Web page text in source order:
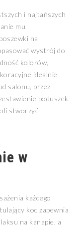
i najtańszych
mu
na
wystrój do
kolorów,
idealnie
salonu, przez
poduszek
stworzyć
w
każdego
koc zapewnia
na kanapie, a